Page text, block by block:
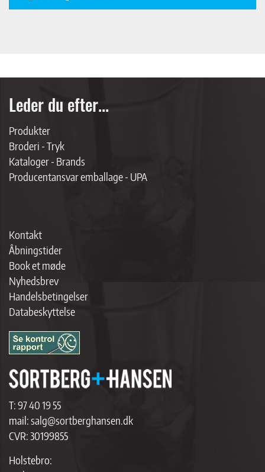
Leder du efter...
Produkter
Broderi - Tryk
Kataloger - Brands
Producentansvar emballage - UPA
Kontakt
Åbningstider
Book et møde
Nyhedsbrev
Handelsbetingelser
Databeskyttelse
T:97 40 19 55
mail:salg@sortberghansen.dk
CVR: 30199855
Holstebro: